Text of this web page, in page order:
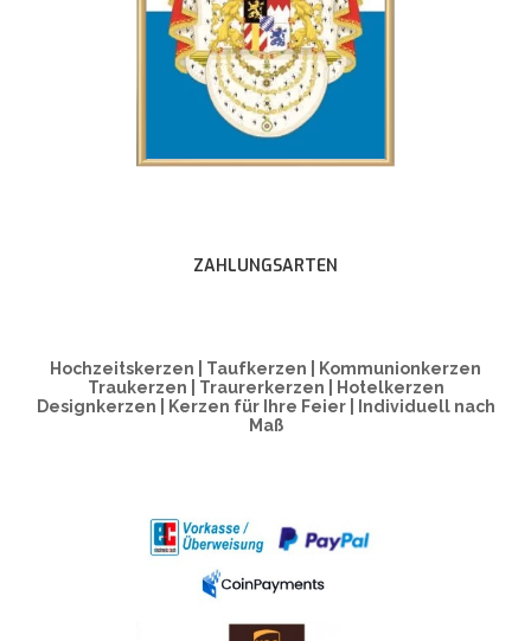
ZAHLUNGSARTEN
Hochzeitskerzen | Taufkerzen | Kommunionkerzen
Traukerzen | Traurerkerzen | Hotelkerzen
Designkerzen | Kerzen für Ihre Feier | Individuell nach
Maß